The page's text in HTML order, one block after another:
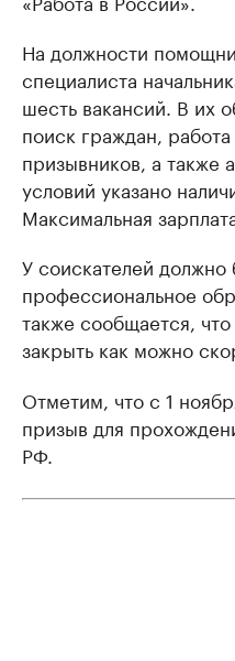
На должности
специалиста
шесть вакансий. В их
поиск граждан,
призывников, а также
условий указано
Максимальная
У соискателей должно
профессиональное
также сообщается,
закрыть как можно
Отметим, что с 1
призыв для
РФ.